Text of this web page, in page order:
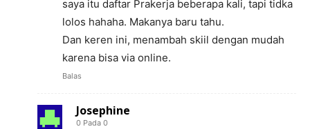
saya itu daftar Prakerja beberapa kali, tapi tidka
lolos hahaha. Makanya baru tahu.
Dan keren ini, menambah skiil dengan mudah
karena bisa via online.
Balas
Josephine
0 Pada 0